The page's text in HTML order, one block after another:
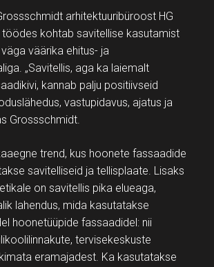
arhitektuuribüroost HG
töödes kohtab savitellise kasutamist
väärika ehitus- ja
„Savitellis, aga ka laiemalt
kannab palju positiivseid
vastupidavus, ajatus ja
Grossschmidt.
trend, kus hoonete fassaadide
savitelliseid ja tellisplaate. Lisaks
on savitellis pika elueaga,
lahendus, mida kasutatakse
hoonetüüpide fassaadidel: nii
tervisekeskuste
eramajadest. Ka kasutatakse